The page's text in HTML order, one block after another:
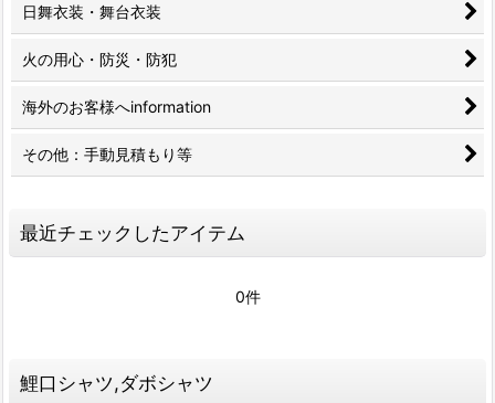
日舞衣装・舞台衣装
火の用心・防災・防犯
海外のお客様へinformation
その他：手動見積もり等
最近チェックしたアイテム
0件
鯉口シャツ,ダボシャツ